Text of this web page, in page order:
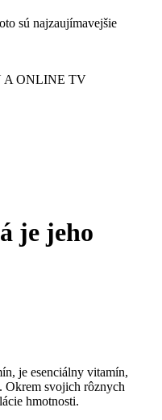
sú najzaujímavejšie
A ONLINE TV
je jeho
je esenciálny vitamín,
Okrem svojich rôznych
hmotnosti.